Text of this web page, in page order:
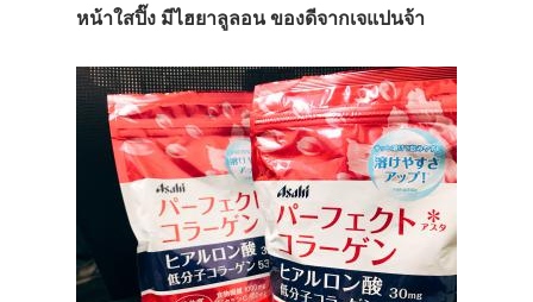
หน้าใสปิ๊ง มีไฮยาลูลอน ของดีจากเจแปนจ้า